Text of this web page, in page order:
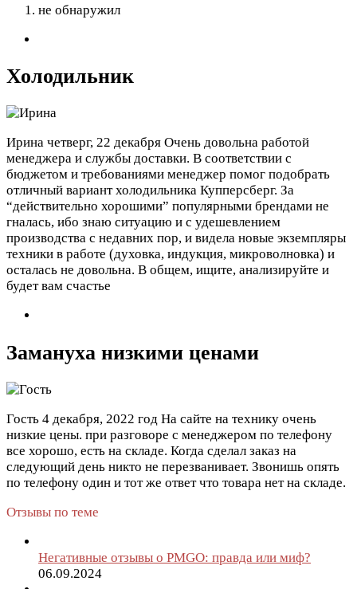
не обнаружил
Холодильник
Ирина четверг, 22 декабря Очень довольна работой
менеджера и службы доставки. В соответствии с
бюджетом и требованиями менеджер помог подобрать
отличный вариант холодильника Купперсберг. За
“действительно хорошими” популярными брендами не
гналась, ибо знаю ситуацию и с удешевлением
производства с недавних пор, и видела новые экземпляры
техники в работе (духовка, индукция, микроволновка) и
осталась не довольна. В общем, ищите, анализируйте и
будет вам счастье
Замануха низкими ценами
Гость 4 декабря, 2022 год На сайте на технику очень
низкие цены. при разговоре с менеджером по телефону
все хорошо, есть на складе. Когда сделал заказ на
следующий день никто не перезванивает. Звонишь опять
по телефону один и тот же ответ что товара нет на складе.
Отзывы по теме
Негативные отзывы о PMGO: правда или миф?
06.09.2024